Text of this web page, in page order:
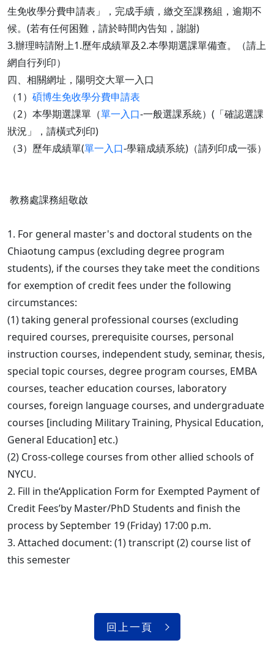
生免收學分費申請表」，完成手續，繳交至課務組，逾期不
候。(若有任何困難，請於時間內告知，謝謝)
3.辦理時請附上1.歷年成績單及2.本學期選課單備查。（請上
網自行列印）
四、相關網址，陽明交大單一入口
（1） 碩博生免收學分費申請表
（2）本學期選課單（單一入口-一般選課系統）(「確認選課
狀況」，請橫式列印)
（3）歷年成績單(單一入口-學籍成績系統)（請列印成一張）
教務處課務組敬啟
1. For general master's and doctoral students on the
Chiaotung campus (excluding degree program
students), if the courses they take meet the conditions
for exemption of credit fees under the following
circumstances:
(1) taking general professional courses (excluding
required courses, prerequisite courses, personal
instruction courses, independent study, seminar, thesis,
special topic courses, degree program courses, EMBA
courses, teacher education courses, laboratory
courses, foreign language courses, and undergraduate
courses [including Military Training, Physical Education,
General Education] etc.)
(2) Cross-college courses from other allied schools of
NYCU.
2. Fill in the‘Application Form for Exempted Payment of
Credit Fees’by Master/PhD Students and finish the
process by September 19 (Friday) 17:00 p.m.
3. Attached document: (1) transcript (2) course list of
this semester
回上一頁